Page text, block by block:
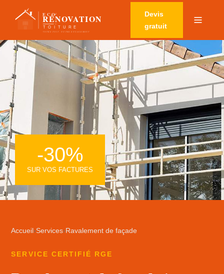
Devis
gratuit
Accueil ›Services› Ravalement de façade
SERVICE CERTIFIÉ RGE
-30%
SUR VOS FACTURES